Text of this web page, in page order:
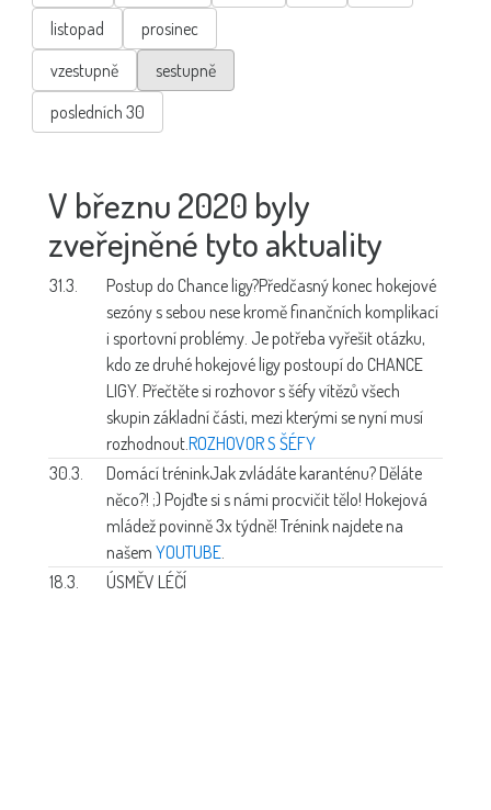
listopad
prosinec
vzestupně
sestupně
posledních 30
V březnu 2020 byly
zveřejněné tyto aktuality
31.3. Postup do Chance ligy?Předčasný konec hokejové
sezóny s sebou nese kromě finančních komplikací
i sportovní problémy. Je potřeba vyřešit otázku,
kdo ze druhé hokejové ligy postoupí do CHANCE
LIGY. Přečtěte si rozhovor s šéfy vítězů všech
skupin základní části, mezi kterými se nyní musí
rozhodnout.ROZHOVOR S ŠÉFY
30.3.
Domácí tréninkJak zvládáte karanténu? Děláte
něco?! ;) Pojďte si s námi procvičit tělo! Hokejová
mládež povinně 3x týdně! Trénink najdete na
našem YOUTUBE
18.3.
ÚSMĚV LÉČÍ